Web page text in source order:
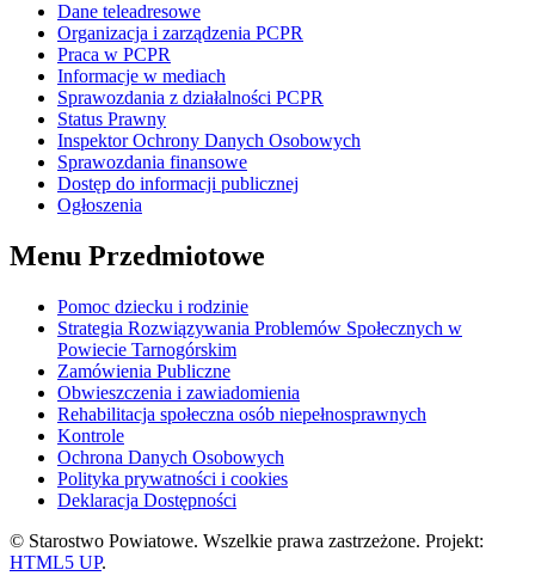
Dane teleadresowe
Organizacja i zarządzenia PCPR
Praca w PCPR
Informacje w mediach
Sprawozdania z działalności PCPR
Status Prawny
Inspektor Ochrony Danych Osobowych
Sprawozdania finansowe
Dostęp do informacji publicznej
Ogłoszenia
Menu Przedmiotowe
Pomoc dziecku i rodzinie
Strategia Rozwiązywania Problemów Społecznych w
Powiecie Tarnogórskim
Zamówienia Publiczne
Obwieszczenia i zawiadomienia
Rehabilitacja społeczna osób niepełnosprawnych
Kontrole
Ochrona Danych Osobowych
Polityka prywatności i cookies
Deklaracja Dostępności
© Starostwo Powiatowe. Wszelkie prawa zastrzeżone. Projekt:
HTML5 UP.